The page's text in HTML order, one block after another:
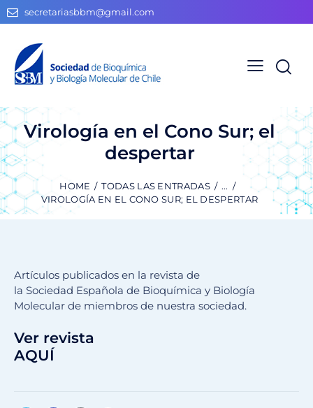
secretariasbbm@gmail.com
Virología en el Cono Sur; el
despertar
HOME TODAS LAS ENTRADAS
...
VIROLOGÍA EN EL CONO SUR; EL DESPERTAR
Artículos publicados en la revista de
la Sociedad Española de Bioquímica y Biología
Molecular de miembros de nuestra sociedad.
Ver revista
AQUÍ